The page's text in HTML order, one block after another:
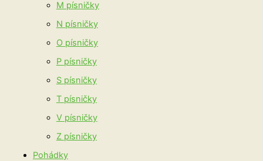
M písničky
N písničky
O písničky
P písničky
S písničky
T písničky
V písničky
Z písničky
Pohádky